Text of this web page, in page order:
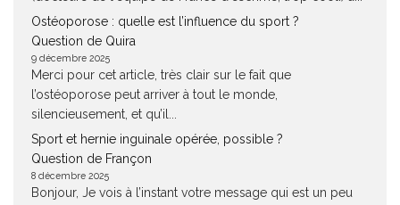
Ostéoporose : quelle est l’influence du sport ?
Question de Quira
9 décembre 2025
Merci pour cet article, très clair sur le fait que
l’ostéoporose peut arriver à tout le monde,
silencieusement, et qu’il...
Sport et hernie inguinale opérée, possible ?
Question de Françon
8 décembre 2025
Bonjour, Je vois à l’instant votre message qui est un peu